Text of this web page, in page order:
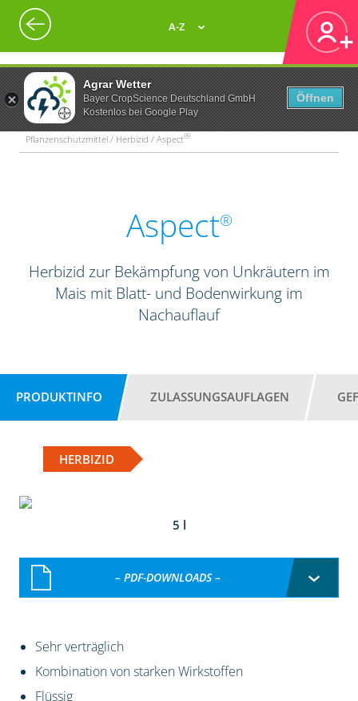
Agrar Wetter
Bayer CropScience Deutschland GmbH
Kostenlos bei Google Play
Öffnen
A-Z
Pflanzenschutzmittel / Herbizid / Aspect®
Aspect®
Herbizid zur Bekämpfung von Unkräutern im
Mais mit Blatt- und Bodenwirkung im
Nachauflauf
PRODUKTINFO ZULASSUNGSAUFLAGEN
HERBIZID
5 l
– PDF-DOWNLOADS –
Sehr verträglich
Kombination von starken Wirkstoffen
Flüssig